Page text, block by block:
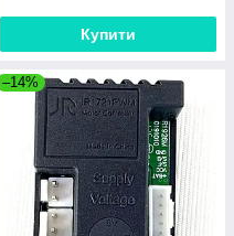
Купити
–14%